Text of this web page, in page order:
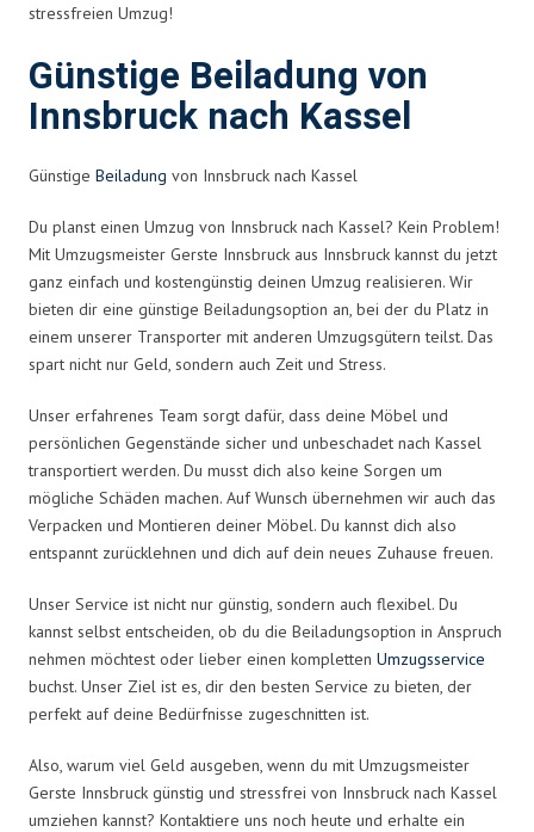
stressfreien Umzug!
Günstige Beiladung von
Innsbruck nach Kassel
Günstige Beiladung von Innsbruck nach Kassel
Du planst einen Umzug von Innsbruck nach Kassel? Kein Problem!
Mit Umzugsmeister Gerste Innsbruck aus Innsbruck kannst du jetzt
ganz einfach und kostengünstig deinen Umzug realisieren. Wir
bieten dir eine günstige Beiladungsoption an, bei der du Platz in
einem unserer Transporter mit anderen Umzugsgütern teilst. Das
spart nicht nur Geld, sondern auch Zeit und Stress.
Unser erfahrenes Team sorgt dafür, dass deine Möbel und
persönlichen Gegenstände sicher und unbeschadet nach Kassel
transportiert werden. Du musst dich also keine Sorgen um
mögliche Schäden machen. Auf Wunsch übernehmen wir auch das
Verpacken und Montieren deiner Möbel. Du kannst dich also
entspannt zurücklehnen und dich auf dein neues Zuhause freuen.
Unser Service ist nicht nur günstig, sondern auch flexibel. Du
kannst selbst entscheiden, ob du die Beiladungsoption in Anspruch
nehmen möchtest oder lieber einen kompletten Umzugsservice
buchst. Unser Ziel ist es, dir den besten Service zu bieten, der
perfekt auf deine Bedürfnisse zugeschnitten ist.
Also, warum viel Geld ausgeben, wenn du mit Umzugsmeister
Gerste Innsbruck günstig und stressfrei von Innsbruck nach Kassel
umziehen kannst? Kontaktiere uns noch heute und erhalte ein